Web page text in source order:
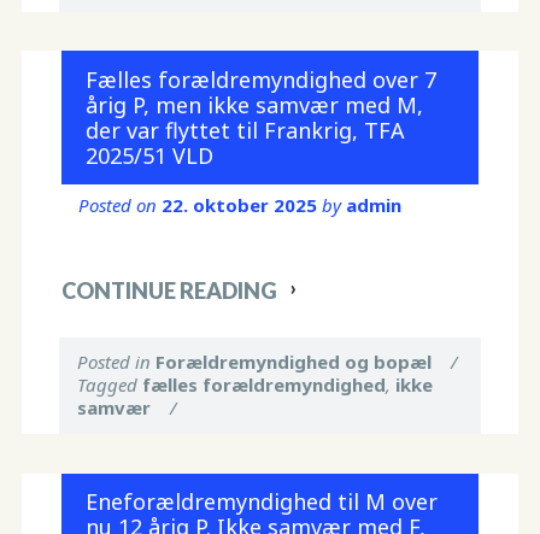
Fælles forældremyndighed over 7
årig P, men ikke samvær med M,
der var flyttet til Frankrig, TFA
2025/51 VLD
Posted on 22. oktober 2025 by admin
CONTINUE READING
Posted in Forældremyndighed og bopæl
/
Tagged fælles forældremyndighed, ikke
samvær
/
Eneforældremyndighed til M over
nu 12 årig P. Ikke samvær med F,